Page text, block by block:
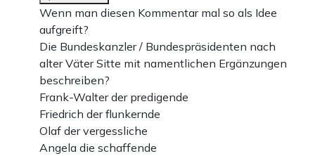
Wenn man diesen Kommentar mal so als Idee
aufgreift?
Die Bundeskanzler / Bundespräsidenten nach
alter Väter Sitte mit namentlichen Ergänzungen
beschreiben?
Frank-Walter der predigende
Friedrich der flunkernde
Olaf der vergessliche
Angela die schaffende